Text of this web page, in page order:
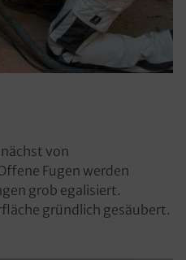
von
Fugen werden
grob egalisiert.
gründlich gesäubert.